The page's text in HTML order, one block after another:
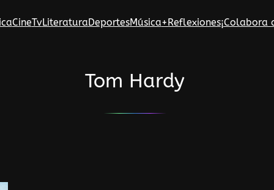
CineTvLiteraturaDeportesMúsica+Reflexiones¡Colabora
Tom Hardy